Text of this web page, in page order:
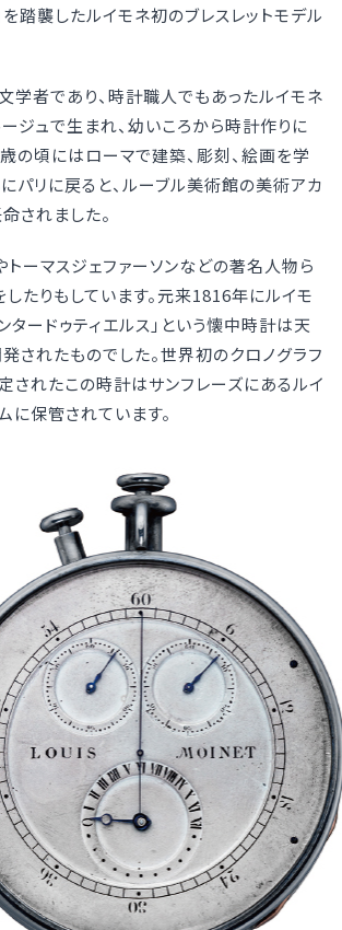
を踏襲したルイモネ初のブレスレットモデル
学者であり、時計職人でもあったルイモネ
ジュで生まれ、幼いころから時計作りに
の頃にはローマで建築、彫刻、絵画を学
パリに戻ると、ルーブル美術館の美術アカ
されました。
トーマスジェファーソンなどの著名人物ら
たりもしています。元来1816年にルイモ
タードゥティエルス」という懐中時計は天
されたものでした。世界初のクロノグラフ
されたこの時計はサンフレーズにあるルイ
に保管されています。